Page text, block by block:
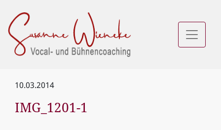
10.03.2014
IMG_1201-1